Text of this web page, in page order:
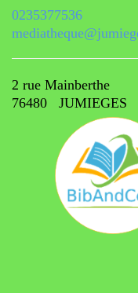
0235377536
2 rue Mainberthe
76480 JUMIEGES